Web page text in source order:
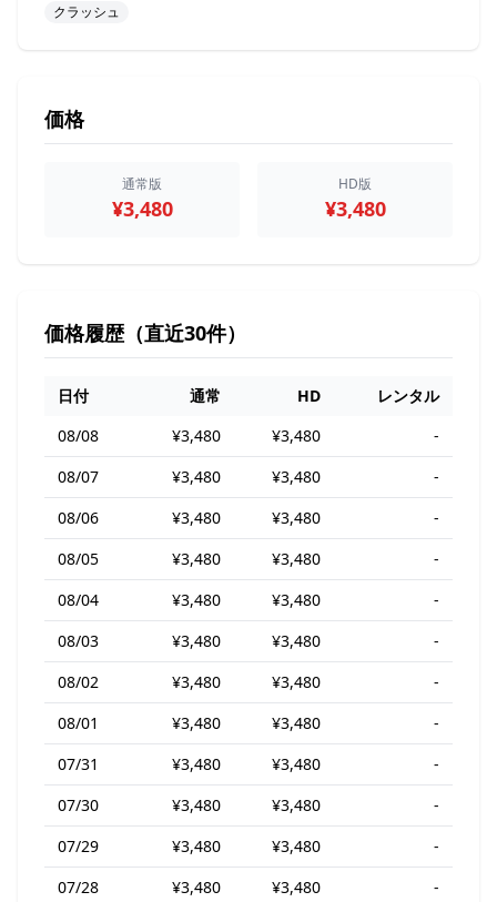
クラッシュ
価格
通常版
¥3,480
HD版
¥3,480
価格履歴（直近30件）
日付 通常 HD
レンタル
08/08
¥3,480 ¥3,480
-
08/07
¥3,480 ¥3,480
-
08/06
¥3,480 ¥3,480
-
08/05
¥3,480 ¥3,480
-
08/04
¥3,480 ¥3,480
-
08/03
¥3,480 ¥3,480
-
08/02
¥3,480 ¥3,480
-
08/01
¥3,480 ¥3,480
-
07/31
¥3,480 ¥3,480
-
07/30
¥3,480 ¥3,480
-
07/29
¥3,480 ¥3,480
-
07/28
¥3,480 ¥3,480 -